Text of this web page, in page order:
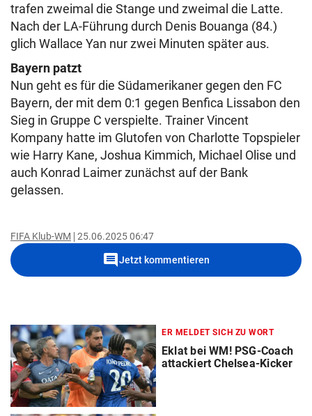
trafen zweimal die Stange und zweimal die Latte.
Nach der LA-Führung durch Denis Bouanga (84.)
glich Wallace Yan nur zwei Minuten später aus.
Bayern patzt
Nun geht es für die Südamerikaner gegen den FC
Bayern, der mit dem 0:1 gegen Benfica Lissabon den
Sieg in Gruppe C verspielte. Trainer Vincent
Kompany hatte im Glutofen von Charlotte Topspieler
wie Harry Kane, Joshua Kimmich, Michael Olise und
auch Konrad Laimer zunächst auf der Bank
gelassen.
FIFA Klub-WM 25.06.2025 06:47
commentJetzt kommentieren
ER MELDET SICH ZU WORT
Eklat bei WM! PSG-Coach
attackiert Chelsea-Kicker